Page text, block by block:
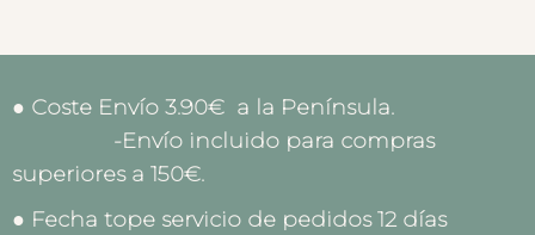
● Coste Envío 3.90€ a la Península.
-Envío incluido para compras
superiores a 150€.
● Fecha tope servicio de pedidos 12 días